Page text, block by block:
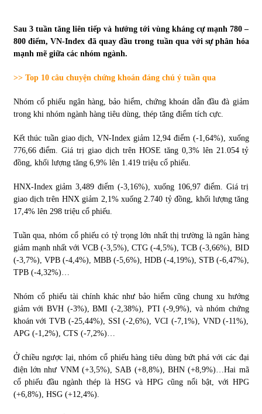
Tự doanh ngày 3.6.2022: CTCK mua ròng 28,7 tỷ đồng
06/06/2022
31/05/2022
Bất ổn từ các cuộc đấu giá đất ở Thanh Hoá
31/05/2022
Tiền gửi vào ngân hàng tiếp tục tăng mạnh
31/05/2022
S&P Ratings cập nhật xếp hạng tín nhiệm của
Vietcombank và Eximbank
Chứng khoán ngày 30/5/2022: Top 10 cổ phiếu nổi bật
31/05/2022
Phân tích giá tiền điện tử sau ngày thị trường lập kỷ lục
vốn hóa
09/11/2021
Sau 3 tuần tăng liên tiếp và hướng tới vùng kháng cự mạnh 780 –
800 điểm, VN-Index đã quay đầu trong tuần qua với sự phân hóa
mạnh mẽ giữa các nhóm ngành.
>> Top 10 câu chuyện chứng khoán đáng chú ý tuần qua
Nhóm cổ phiếu ngân hàng, bảo hiểm, chứng khoán dẫn đầu đà giảm
trong khi nhóm ngành hàng tiêu dùng, thép tăng điểm tích cực.
Kết thúc tuần giao dịch, VN-Index giảm 12,94 điểm (-1,64%), xuống
776,66 điểm. Giá trị giao dịch trên HOSE tăng 0,3% lên 21.054 tỷ
đồng, khối lượng tăng 6,9% lên 1.419 triệu cổ phiếu.
HNX-Index giảm 3,489 điểm (-3,16%), xuống 106,97 điểm. Giá trị
giao dịch trên HNX giảm 2,1% xuống 2.740 tỷ đồng, khối lượng tăng
17,4% lên 298 triệu cổ phiếu.
Tuần qua, nhóm cổ phiếu có tỷ trọng lớn nhất thị trường là ngân hàng
giảm mạnh nhất với VCB (-3,5%), CTG (-4,5%), TCB (-3,66%), BID
(-3,7%), VPB (-4,4%), MBB (-5,6%), HDB (-4,19%), STB (-6,47%),
TPB (-4,32%)…
Nhóm cổ phiếu tài chính khác như bảo hiểm cũng chung xu hướng
giảm với BVH (-3%), BMI (-2,38%), PTI (-9,9%), và nhóm chứng
khoán với TVB (-25,44%), SSI (-2,6%), VCI (-7,1%), VND (-11%),
APG (-1,2%), CTS (-7,2%)…
Ở chiều ngược lại, nhóm cổ phiếu hàng tiêu dùng bứt phá với các đại
điện lớn như VNM (+3,5%), SAB (+8,8%), BHN (+8,9%)…Hai mã
cổ phiếu đầu ngành thép là HSG và HPG cũng nổi bật, với HPG
(+6,8%), HSG (+12,4%).